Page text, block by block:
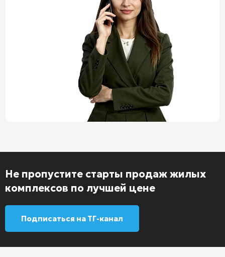
Не пропустите старты продаж жилых
комплексов по лучшей цене
Подписаться на ТГ-канал